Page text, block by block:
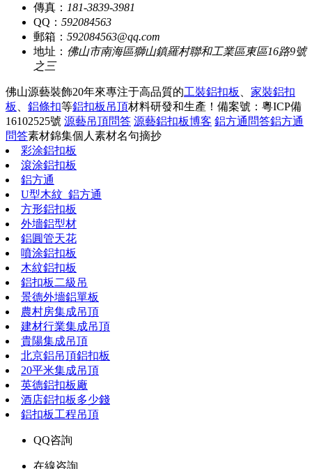
傳真： 181-3839-3981
QQ： 592084563
郵箱： 592084563@qq.com
地址： 佛山市南海區獅山鎮羅村聯和工業區東區16路9號
之三
佛山源藝裝飾20年來專注于高品質的工裝鋁扣板 、 家裝鋁扣
板 、 鋁條扣等鋁扣板吊頂材料研發和生產！ 備案號：粵ICP備
16102525號 源藝吊頂問答 源藝鋁扣板博客 鋁方通問答鋁方通
問答素材錦集個人素材名句摘抄
彩涂鋁扣板
滾涂鋁扣板
鋁方通
U型木紋_鋁方通
方形鋁扣板
外墻鋁型材
鋁圓管天花
噴涂鋁扣板
木紋鋁扣板
鋁扣板二級吊
景德外墻鋁單板
農村房集成吊頂
建材行業集成吊頂
貴陽集成吊頂
北京鋁吊頂鋁扣板
20平米集成吊頂
英德鋁扣板廠
酒店鋁扣板多少錢
鋁扣板工程吊頂
QQ咨詢
在線咨詢